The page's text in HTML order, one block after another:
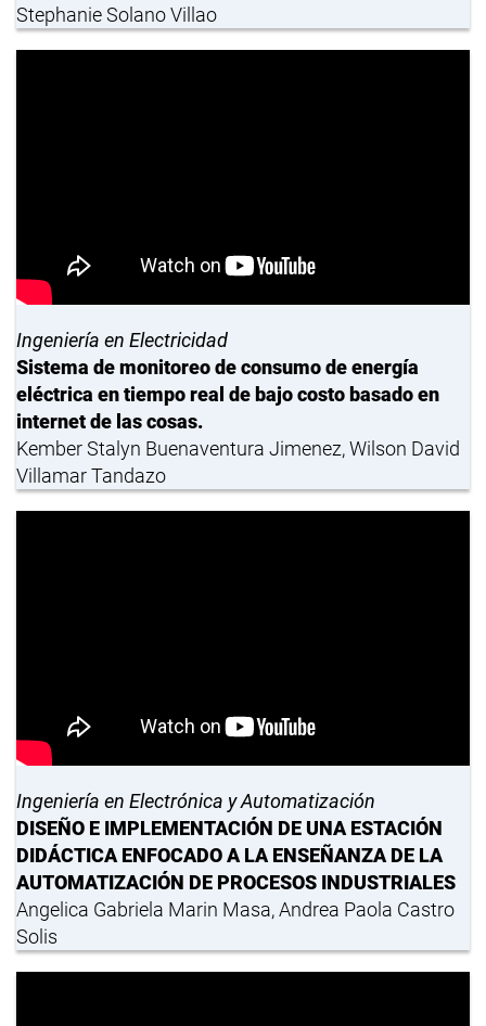
Stephanie Solano Villao
Ingeniería en Electricidad
Sistema de monitoreo de consumo de energía
eléctrica en tiempo real de bajo costo basado en
internet de las cosas.
Kember Stalyn Buenaventura Jimenez, Wilson David
Villamar Tandazo
Ingeniería en Electrónica y Automatización
DISEÑO E IMPLEMENTACIÓN DE UNA ESTACIÓN
DIDÁCTICA ENFOCADO A LA ENSEÑANZA DE LA
AUTOMATIZACIÓN DE PROCESOS INDUSTRIALES
Angelica Gabriela Marin Masa, Andrea Paola Castro
Solis